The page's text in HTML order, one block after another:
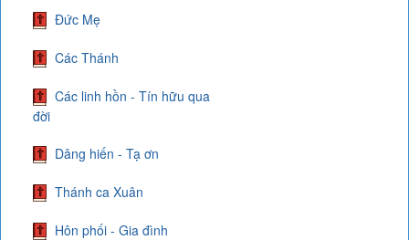
Đức Mẹ
Các Thánh
Các linh hồn - Tín hữu qua
đời
Dâng hiến - Tạ ơn
Thánh ca Xuân
Hôn phối - Gia đình